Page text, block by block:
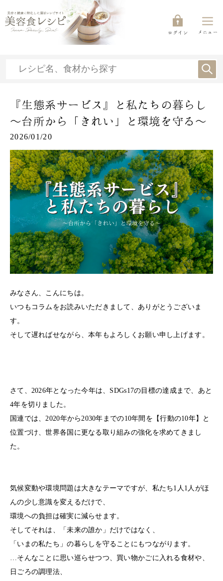
ログイン メニュー
『生態系サービス』と私たちの暮らし
～台所から「きれい」と環境を守る～
2026/01/20
みなさん、こんにちは。
いつもコラムをお読みいただきまして、ありがとうございま
す。
そして遅ればせながら、本年もよろしくお願い申し上げます。
さて、2026年となった今年は、SDGs17の目標の達成まで、あと
4年を切りました。
国連では、2020年から2030年までの10年間を【行動の10年】と
位置づけ、世界各国に更なる取り組みの強化を求めてきまし
た。
気候変動や環境問題は大きなテーマですが、私たち1人1人がほ
んの少し意識を変えるだけで、
環境への負担は確実に減らせます。
そしてそれは、「未来の誰か」だけではなく、
「いまの私たち」の暮らしを守ることにもつながります。
…そんなことに思い巡らせつつ、買い物かごに入れる食材や、
日ごろの調理法、